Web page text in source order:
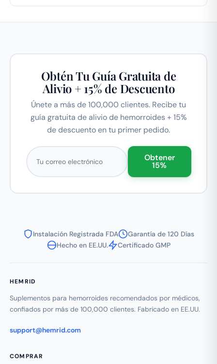
Obtén Tu Guía Gratuita de
Alivio + 15% de Descuento
Únete a más de 100,000 clientes. Recibe tu
guía gratuita de alivio de hemorroides + 15%
de descuento en tu primer pedido.
Correo electrónico
Obtener
15%
Instalación Registrada FDA
Garantía de 120 Días
Hecho en EE.UU.
Certificado GMP
HEMRID
Suplementos para hemorroides recomendados por médicos,
confiados por más de 100,000 clientes. Fabricado en EE.UU.
support@hemrid.com
COMPRAR